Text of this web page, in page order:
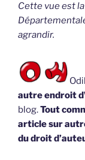
Cette vue est
agrandir.
autre endroit
blog.Tout
article sur
du droit